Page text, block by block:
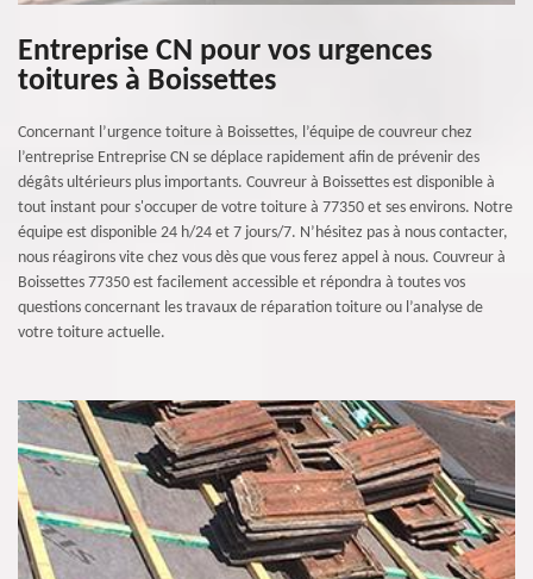
Entreprise CN pour vos urgences
toitures à Boissettes
Concernant l’urgence toiture à Boissettes, l’équipe de couvreur chez
l’entreprise Entreprise CN se déplace rapidement afin de prévenir des
dégâts ultérieurs plus importants. Couvreur à Boissettes est disponible à
tout instant pour s'occuper de votre toiture à 77350 et ses environs. Notre
équipe est disponible 24 h/24 et 7 jours/7. N’hésitez pas à nous contacter,
nous réagirons vite chez vous dès que vous ferez appel à nous. Couvreur à
Boissettes 77350 est facilement accessible et répondra à toutes vos
questions concernant les travaux de réparation toiture ou l’analyse de
votre toiture actuelle.